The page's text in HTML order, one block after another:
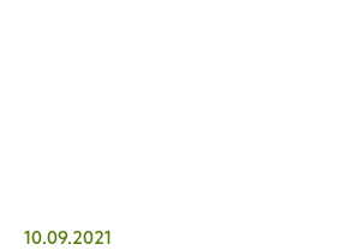
10.09.2021